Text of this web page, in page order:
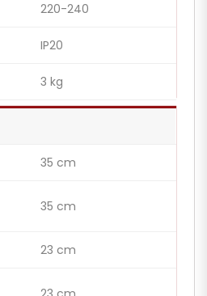
220-240
IP20
3 kg
35 cm
35 cm
23 cm